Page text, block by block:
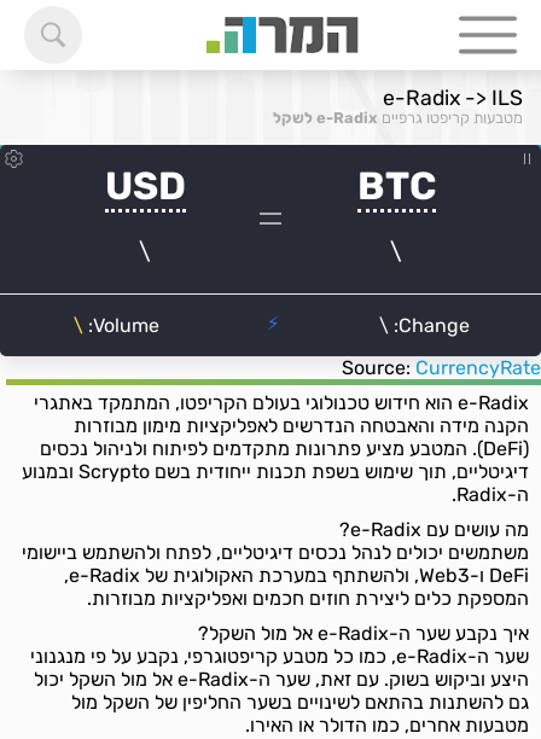
e-Radix -> ILS
מטבעות קריפטו גרפיים e-Radix לשקל
Source: CurrencyRate
e-Radix הוא חידוש טכנולוגי בעולם הקריפטו, המתמקד באתגרי
הקנה מידה והאבטחה הנדרשים לאפליקציות מימון מבוזרות
(DeFi). המטבע מציע פתרונות מתקדמים לפיתוח ולניהול נכסים
דיגיטליים, תוך שימוש בשפת תכנות ייחודית בשם Scrypto ובמנוע
ה-Radix.
מה עושים עם e-Radix?
משתמשים יכולים לנהל נכסים דיגיטליים, לפתח ולהשתמש ביישומי
DeFi ו-Web3, ולהשתתף במערכת האקולוגית של e-Radix,
המספקת כלים ליצירת חוזים חכמים ואפליקציות מבוזרות.
איך נקבע שער ה-e-Radix אל מול השקל?
שער ה-e-Radix, כמו כל מטבע קריפטוגרפי, נקבע על פי מנגנוני
היצע וביקוש בשוק. עם זאת, שער ה-e-Radix אל מול השקל יכול
גם להשתנות בהתאם לשינויים בשער החליפין של השקל מול
מטבעות אחרים, כמו הדולר או האירו.